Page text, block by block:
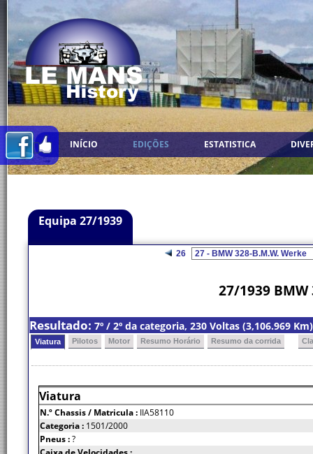
INÍCIO EDIÇÕES ESTATISTICA
Equipa 27/1939
26
27/1939
Resultado: 7º / 2º da categoria, 230 Voltas (3,106.969
Viatura Pilotos Motor Resumo Horário Resumo da corrida
Viatura
N.º Chassis/ Matricula : IIA58110
Categoria : 1501/2000
Pneus :?